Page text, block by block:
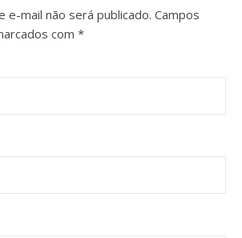
e-mail não será publicado. Campos
com *